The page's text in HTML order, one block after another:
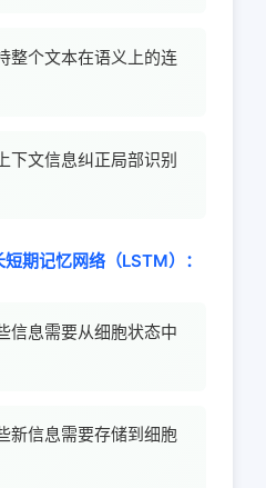
整个文本在语义上的连
下文信息纠正局部识别
短期记忆网络（LSTM）：
信息需要从细胞状态中
新信息需要存储到细胞